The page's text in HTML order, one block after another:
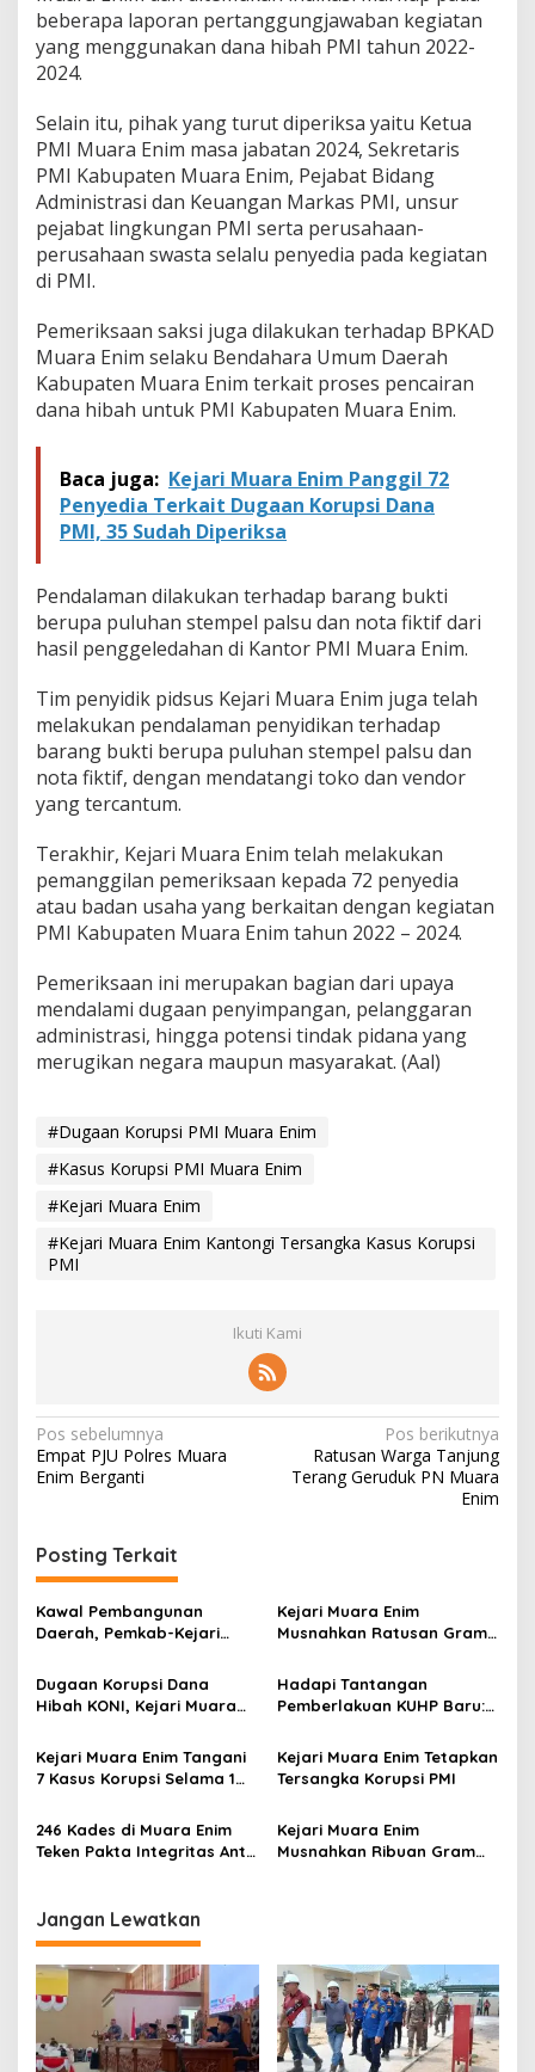
beberapa laporan pertanggungjawaban kegiatan
yang menggunakan dana hibah PMI tahun 2022-
2024.
Selain itu, pihak yang turut diperiksa yaitu Ketua
PMI Muara Enim masa jabatan 2024, Sekretaris
PMI Kabupaten Muara Enim, Pejabat Bidang
Administrasi dan Keuangan Markas PMI, unsur
pejabat lingkungan PMI serta perusahaan-
perusahaan swasta selalu penyedia pada kegiatan
di PMI.
Pemeriksaan saksi juga dilakukan terhadap BPKAD
Muara Enim selaku Bendahara Umum Daerah
Kabupaten Muara Enim terkait proses pencairan
dana hibah untuk PMI Kabupaten Muara Enim.
Baca juga: Kejari Muara Enim Panggil 72
Penyedia Terkait Dugaan Korupsi Dana
PMI, 35 Sudah Diperiksa
Pendalaman dilakukan terhadap barang bukti
berupa puluhan stempel palsu dan nota fiktif dari
hasil penggeledahan di Kantor PMI Muara Enim.
Tim penyidik pidsus Kejari Muara Enim juga telah
melakukan pendalaman penyidikan terhadap
barang bukti berupa puluhan stempel palsu dan
nota fiktif, dengan mendatangi toko dan vendor
yang tercantum.
Terakhir, Kejari Muara Enim telah melakukan
pemanggilan pemeriksaan kepada 72 penyedia
atau badan usaha yang berkaitan dengan kegiatan
PMI Kabupaten Muara Enim tahun 2022 – 2024.
Pemeriksaan ini merupakan bagian dari upaya
mendalami dugaan penyimpangan, pelanggaran
administrasi, hingga potensi tindak pidana yang
merugikan negara maupun masyarakat. (Aal)
#Dugaan Korupsi PMI Muara Enim
#Kasus Korupsi PMI Muara Enim
#Kejari Muara Enim
#Kejari Muara Enim Kantongi Tersangka Kasus Korupsi
PMI
Ikuti Kami
N
a
i
g
a
s
i
p
s
Pos sebelumnya
Empat PJU Polres Muara
Enim Berganti
Pos berikutnya
Ratusan Warga Tanjung
Terang Geruduk PN Muara
Enim
Posting Terkait
Kawal Pembangunan
Daerah, Pemkab-Kejari
Pendampingan Hukum
Kejari Muara Enim
Musnahkan Ratusan Gram
Dugaan Korupsi Dana
Hibah KONI, Kejari Muara
Pengganti Kerugian Negara
Rp124 Juta
Hadapi Tantangan
Pemberlakuan KUHP Baru:
Persepsi
Kejari Muara Enim Tangani
7 Kasus Korupsi Selama 1
Kejari Muara Enim Tetapkan
Tersangka Korupsi PMI
246 Kades di Muara Enim
Teken Pakta Integritas Anti
Kejari Muara Enim
Musnahkan Ribuan Gram
Jangan Lewatkan